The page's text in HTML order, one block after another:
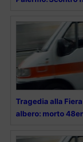
Tragedia alla
albero: morto